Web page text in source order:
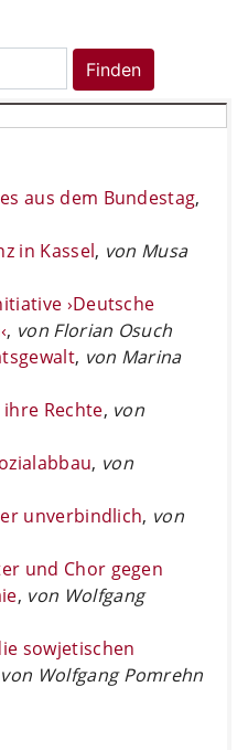
Finden
aus dem Bundestag,
in Kassel, von Musa
›Deutsche
, von Florian Osuch
, von Marina
Rechte, von
, von
unverbindlich, von
und Chor gegen
, von Wolfgang
sowjetischen
von Wolfgang Pomrehn